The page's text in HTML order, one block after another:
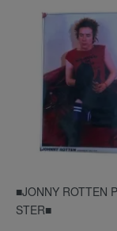
■JONNY ROTTEN
STER■